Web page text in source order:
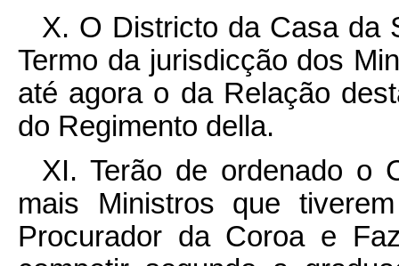
X. O Districto da Casa da
Termo da jurisdicção dos
até agora o da Relação
do Regimento della.
XI. Terão de ordenado o
mais Ministros que
Procurador da Coroa e